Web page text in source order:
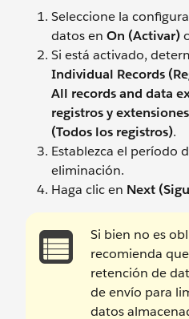
Seleccione la
datos en On (Activar)
Si está activado,
Individual Records
All records and data
registros y
(Todos los registros).
Establezca el período
eliminación.
Haga clic en Next
Si bien no es
recomienda
retención de
de envío para
datos